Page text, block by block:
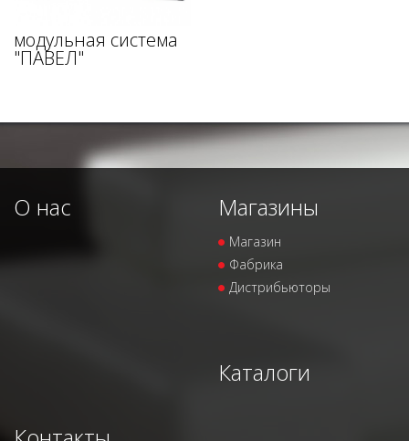
модульная система
"ПАВЕЛ"
О нас Магазины
Магазин
Фабрика
Дистрибьюторы
Каталоги